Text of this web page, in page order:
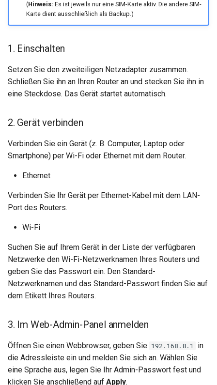
(Hinweis: Es ist jeweils nur eine SIM-Karte aktiv. Die andere SIM-
Karte dient ausschließlich als Backup.)
1. Einschalten
Setzen Sie den zweiteiligen Netzadapter zusammen.
Schließen Sie ihn an Ihren Router an und stecken Sie ihn in
eine Steckdose. Das Gerät startet automatisch.
2. Gerät verbinden
Verbinden Sie ein Gerät (z. B. Computer, Laptop oder
Smartphone) per Wi-Fi oder Ethernet mit dem Router.
Ethernet
Verbinden Sie Ihr Gerät per Ethernet-Kabel mit dem LAN-
Port des Routers.
Wi-Fi
Suchen Sie auf Ihrem Gerät in der Liste der verfügbaren
Netzwerke den Wi-Fi-Netzwerknamen Ihres Routers und
geben Sie das Passwort ein. Den Standard-
Netzwerknamen und das Standard-Passwort finden Sie auf
dem Etikett Ihres Routers.
3. Im Web-Admin-Panel anmelden
Öffnen Sie einen Webbrowser, geben Sie 192.168.8.1
in
die Adressleiste ein und melden Sie sich an. Wählen Sie
eine Sprache aus, legen Sie Ihr Admin-Passwort fest und
klicken Sie anschließend auf Apply.